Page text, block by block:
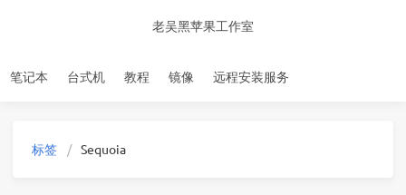
老吴黑苹果工作室
笔记本 台式机 教程 镜像 远程安装服务
标签 Sequoia